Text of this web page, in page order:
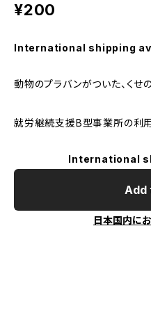
¥200
International shipping
動物のプラバンがついた、くせ
就労継続支援B型事業所の利用
International
Add
日本国内に